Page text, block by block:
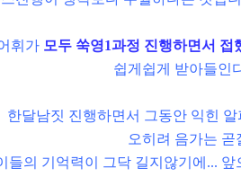
휘가 모두 쑥영1과정 진행하면서 접
쉽게쉽게 받아들인
한달남짓 진행하면서 그동안 익힌
오히려 음가는 곧
들의 기억력이 그닥 길지않기에...